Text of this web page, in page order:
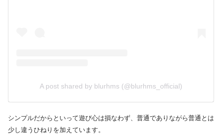
A post shared by blurhms (@blurhms_official)
シンプルだからといって遊び心は損なわず、普通でありながら普通とは
少し違うひねりを加えています。